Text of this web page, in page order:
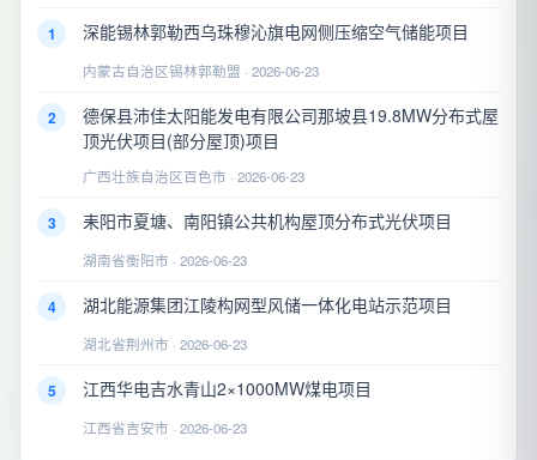
1 深能锡林郭勒西乌珠穆沁旗电网侧压缩空气储能项目
内蒙古自治区锡林郭勒盟 · 2026-06-23
2
德保县沛佳太阳能发电有限公司那坡县19.8MW分布式屋
顶光伏项目(部分屋顶)项目
广西壮族自治区百色市 · 2026-06-23
3 耒阳市夏塘、南阳镇公共机构屋顶分布式光伏项目
湖南省衡阳市 · 2026-06-23
4 湖北能源集团江陵构网型风储一体化电站示范项目
湖北省荆州市 · 2026-06-23
5 江西华电吉水青山2×1000MW煤电项目
江西省吉安市 · 2026-06-23